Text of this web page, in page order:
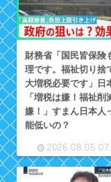
財務省「国民皆保険
理です。福祉切り捨
大増税必要です」日
「増税は嫌！福祉削
嫌！」すまん日本人
能低いの？
2026.08.05